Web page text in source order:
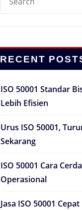
RECENT
ISO 50001 Standar
Lebih Efisien
Urus ISO 50001,
Sekarang
ISO 50001 Cara
Operasional
Jasa ISO 50001